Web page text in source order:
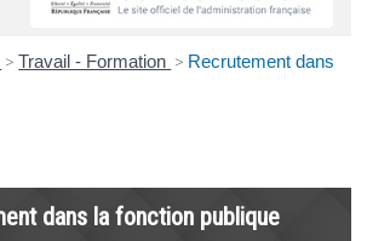
> Travail - Formation > Recrutement dans
dans la fonction publique